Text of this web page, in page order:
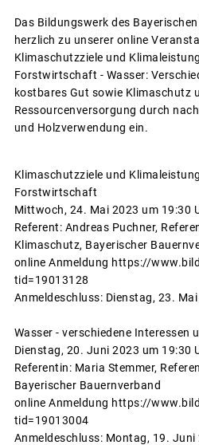
Das Bildungswerk des
herzlich zu unserer online
Klimaschutzziele und
Forstwirtschaft - Wasser:
kostbares Gut sowie Klimaschutz
Ressourcenversorgung durch
und Holzverwendung ein.
Klimaschutzziele und
Forstwirtschaft
Mittwoch, 24. Mai 2023 um 19:30
Referent: Andreas Puchner,
Klimaschutz, Bayerischer
online Anmeldung https://
tid=19013128
Anmeldeschluss: Dienstag, 23.
Wasser - verschiedene Interessen
Dienstag, 20. Juni 2023 um 19:30
Referentin: Maria Stemmer,
Bayerischer Bauernverband
online Anmeldung https://
tid=19013004
Anmeldeschluss: Montag, 19. Juni